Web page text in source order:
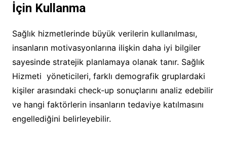
İçin Kullanma
Sağlık hizmetlerinde büyük verilerin kullanılması,
insanların motivasyonlarına ilişkin daha iyi bilgiler
sayesinde stratejik planlamaya olanak tanır. Sağlık
Hizmeti yöneticileri, farklı demografik gruplardaki
kişiler arasındaki check-up sonuçlarını analiz edebilir
ve hangi faktörlerin insanların tedaviye katılmasını
engellediğini belirleyebilir.